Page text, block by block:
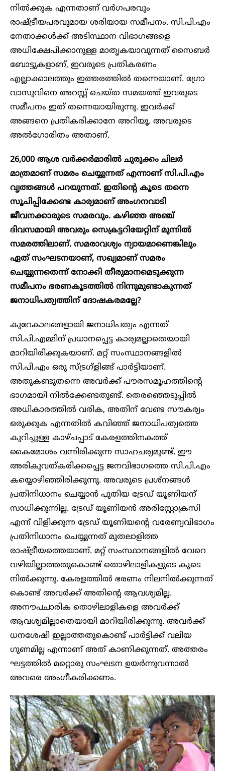
നിൽക്കുക എന്നതാണ് വർഗപരവും
രാഷ്ട്രീയപരവുമായ ശരിയായ സമീപനം. സി.പി.എം
നേതാക്കൾക്ക് അടിസ്ഥാന വിഭാഗങ്ങളെ
അധിക്ഷേപിക്കാനുള്ള മാതൃകയാവുന്നത് സൈബർ
ബോട്ടുകളാണ്, ഇവരുടെ പ്രതികരണം
എല്ലാക്കാലത്തും ഇത്തരത്തിൽ തന്നെയാണ്. ഗ്രോ
വാസുവിനെ അറസ്റ്റ് ചെയ്ത സമയത്ത് ഇവരുടെ
സമീപനം ഇത് തന്നെയായിരുന്നു. ഇവർക്ക്
അങ്ങനെ പ്രതികരിക്കാനേ അറിയൂ. അവരുടെ
അൽഗോരിതം അതാണ്.
26,000 ആശ വർക്കർമാരിൽ ചുരുക്കം ചിലർ
മാത്രമാണ് സമരം ചെയ്യുന്നത് എന്നാണ് സി.പി.എം
വൃത്തങ്ങൾ പറയുന്നത്. ഇതിന്റെ കൂടെ തന്നെ
സൂചിപ്പിക്കേണ്ട കാര്യമാണ് അംഗനവാടി
ജീവനക്കാരുടെ സമരവും. കഴിഞ്ഞ അഞ്ച്
ദിവസമായി അവരും സെക്രട്ടറിയേറ്റിന് മുന്നിൽ
സമരത്തിലാണ്. സമരാവശ്യം ന്യായമാണെങ്കിലും
ഏത് സംഘടനയാണ്, സഖ്യമാണ് സമരം
ചെയ്യുന്നതെന്ന് നോക്കി തീരുമാനമെടുക്കുന്ന
സമീപനം ഭരണകൂടത്തിൽ നിന്നുമുണ്ടാകുന്നത്
ജനാധിപത്യത്തിന് ദോഷകരമല്ലേ?
കുറേകാലങ്ങളായി ജനാധിപത്യം എന്നത്
സി.പി.എമ്മിന് പ്രധാനപ്പെട്ട കാര്യമല്ലാതെയായി
മാറിയിരിക്കുകയാണ്. മറ്റ് സംസ്ഥാനങ്ങളിൽ
സി.പി.എം ഒരു സ്ട്രഗ്ളിങ്ങ് പാർട്ടിയാണ്.
അതുകണ്ടുതന്നെ അവർക്ക് പൗരസമൂഹത്തിന്റെ
ഭാഗമായി നിൽക്കേണ്ടതുണ്ട്. തെരഞ്ഞെടുപ്പിൽ
അധികാരത്തിൽ വരിക, അതിന് വേണ്ട സൗകര്യം
ഒരുക്കുക എന്നതിൽ കവിഞ്ഞ് ജനാധിപത്യത്തെ
കുറിച്ചുള്ള കാഴ്ചപ്പാട് കേരളത്തിനകത്ത്
കൈമോശം വന്നിരിക്കുന്ന സാഹചര്യമുണ്ട്. ഈ
അരികുവത്കരിക്കപ്പെട്ട ജനവിഭാഗത്തെ സി.പി.എം
കയ്യൊഴിഞ്ഞിരിക്കുന്നു. അവരുടെ പ്രശ്നങ്ങൾ
പ്രതിനിധാനം ചെയ്യാൻ പുതിയ ട്രേഡ് യൂണിയന്
സാധിക്കുന്നില്ല. ട്രേഡ് യൂണിയൻ അരിസ്റ്റോക്രസി
എന്ന് വിളിക്കുന്ന ട്രേഡ് യൂണിയന്റെ വരേണ്യവിഭാഗം
പ്രതിനിധാനം ചെയ്യുന്നത് മുതലാളിത്ത
രാഷ്ട്രീയത്തെയാണ്. മറ്റ് സംസ്ഥാനങ്ങളിൽ വേറെ
വഴിയില്ലാത്തതുകൊണ്ട് തൊഴിലാളികളുടെ കൂടെ
നിൽക്കുന്നു. കേരളത്തിൽ ഭരണം നിലനിൽക്കുന്നത്
കൊണ്ട് അവർക്ക് അതിന്റെ ആവശ്യമില്ല.
അനൗപചാരിക തൊഴിലാളികളെ അവർക്ക്
ആവശ്യമില്ലാതെയായി മാറിയിരിക്കുന്നു. അവർക്ക്
ധനശേഷി ഇല്ലാത്തതുകൊണ്ട് പാർട്ടിക്ക് വലിയ
ഗുണമില്ല എന്നാണ് അത് കാണിക്കുന്നത്. അത്തരം
ഘട്ടത്തിൽ മറ്റൊരു സംഘടന ഉയർന്നുവന്നാൽ
അവരെ അംഗീകരിക്കണം.